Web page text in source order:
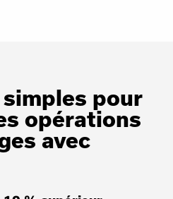
pour
opérations
avec